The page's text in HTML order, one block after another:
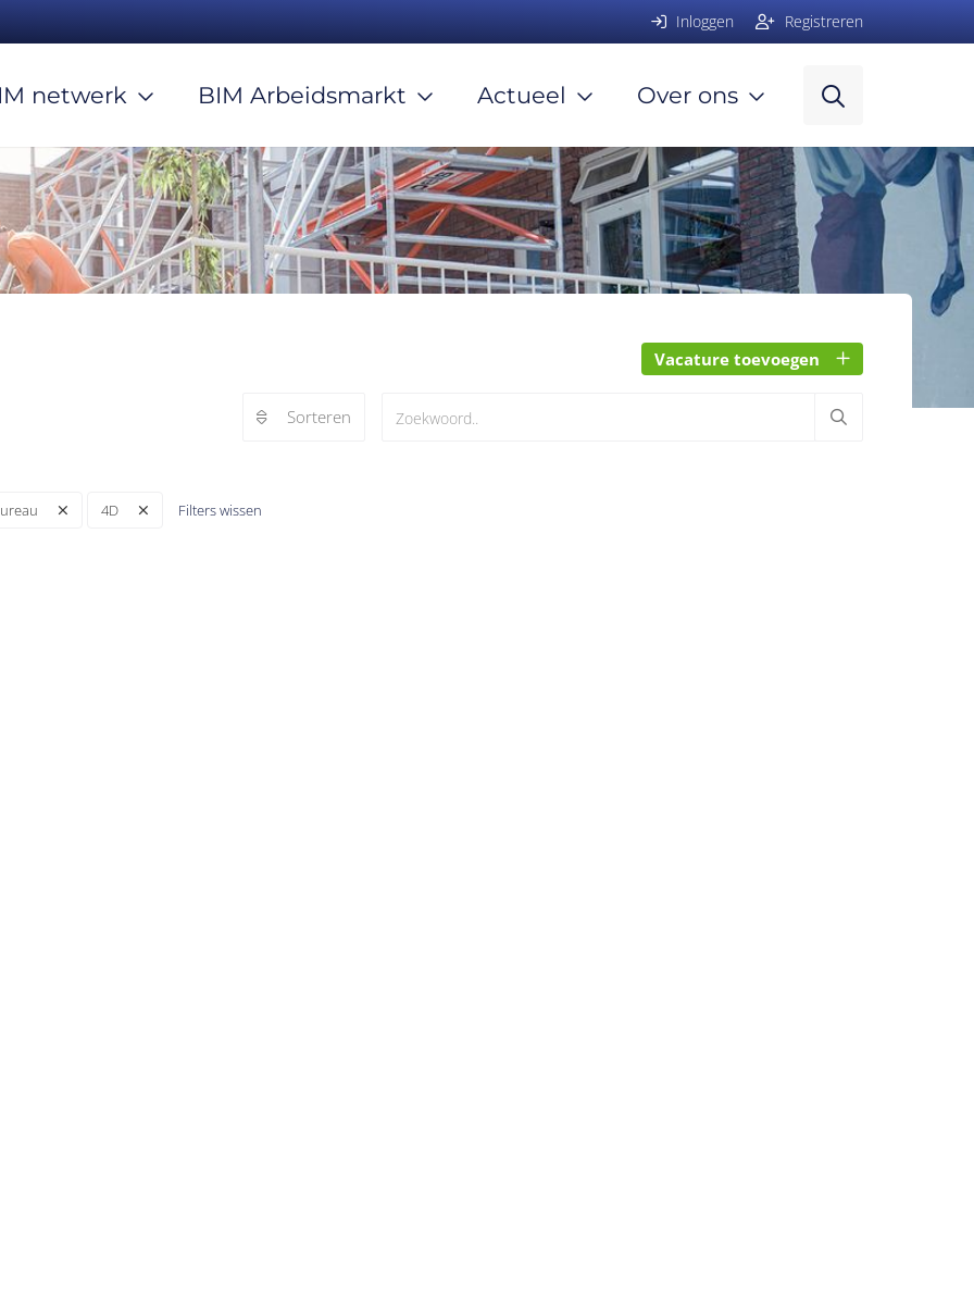
Sorteren
Vacature toevoegen
4D Filters wissen
Inloggen Registreren
netwerk BIM Arbeidsmarkt Actueel Over ons